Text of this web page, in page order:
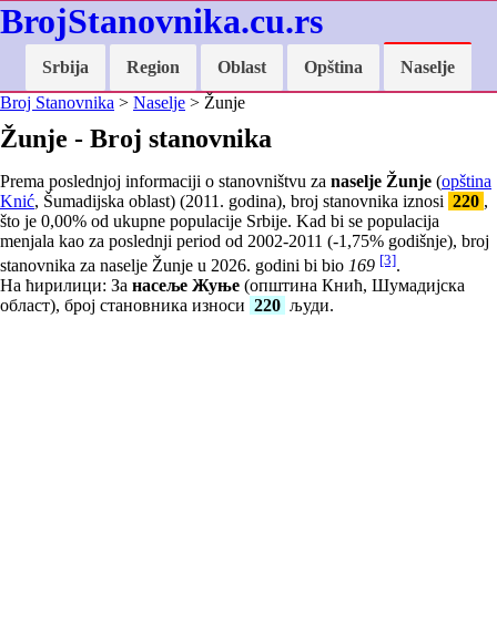
BrojStanovnika.cu.rs
Srbija Region Oblast Opština
Naselje
Broj Stanovnika > Naselje > Žunje
Žunje - Broj stanovnika
Prema poslednjoj informaciji o stanovništvu za naselje Žunje (opština
Knić, Šumadijska oblast) (2011. godina), broj stanovnika iznosi 220 ,
što je 0,00% od ukupne populacije Srbije. Kad bi se populacija
menjala kao za poslednji period od 2002-2011 (-1,75% godišnje), broj
stanovnika za naselje Žunje u 2026. godini bi bio 169 [3].
На ћирилици: За насеље Жуње (општина Кнић, Шумадијска
област), број становника износи 220 људи.